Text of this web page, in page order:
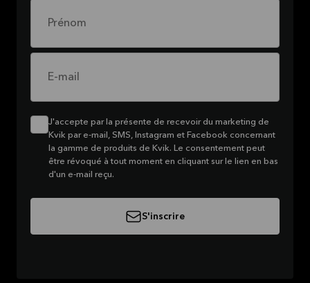
Prénom
E-mail
J'accepte par la présente de recevoir du marketing de
Kvik par e-mail, SMS, Instagram et Facebook concernant
la gamme de produits de Kvik. Le consentement peut
être révoqué à tout moment en cliquant sur le lien en bas
d'un e-mail reçu.
S'inscrire